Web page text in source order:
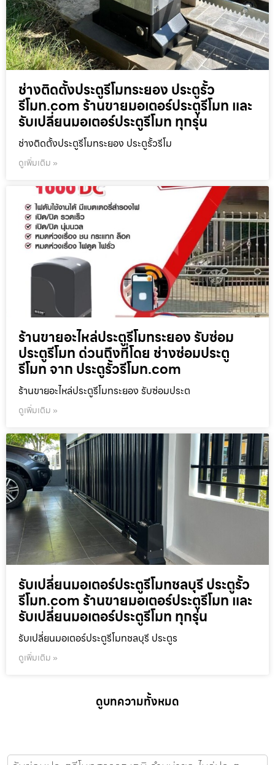
ช่างติดตั้งประตูรีโมทระยอง ประตูรั้ว
รีโมท.com ร้านขายมอเตอร์ประตูรีโมท และ
รับเปลี่ยนมอเตอร์ประตูรีโมท ทุกรุ่น
ช่างติดตั้งประตูรีโมทระยอง ประตูรั้วรีโม
ดูเพิ่มเติม »
ร้านขายอะไหล่ประตูรีโมทระยอง รับซ่อม
ประตูรีโมท ด่วนถึงที่โดย ช่างซ่อมประตู
รีโมท จาก ประตูรั้วรีโมท.com
ร้านขายอะไหล่ประตูรีโมทระยอง รับซ่อมประต
ดูเพิ่มเติม »
รับเปลี่ยนมอเตอร์ประตูรีโมทชลบุรี ประตูรั้ว
รีโมท.com ร้านขายมอเตอร์ประตูรีโมท และ
รับเปลี่ยนมอเตอร์ประตูรีโมท ทุกรุ่น
รับเปลี่ยนมอเตอร์ประตูรีโมทชลบุรี ประตูร
ดูเพิ่มเติม »
ดูบทความทั้งหมด